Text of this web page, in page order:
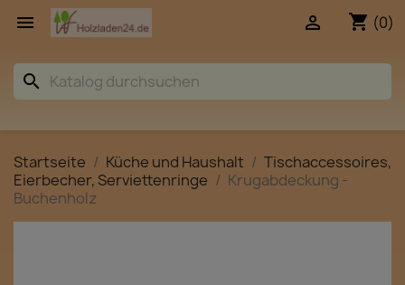
 shopping_cart (0)

search
Startseite Küche und Haushalt
Tischaccessoires,
Eierbecher, Serviettenringe
Krugabdeckung -
Buchenholz